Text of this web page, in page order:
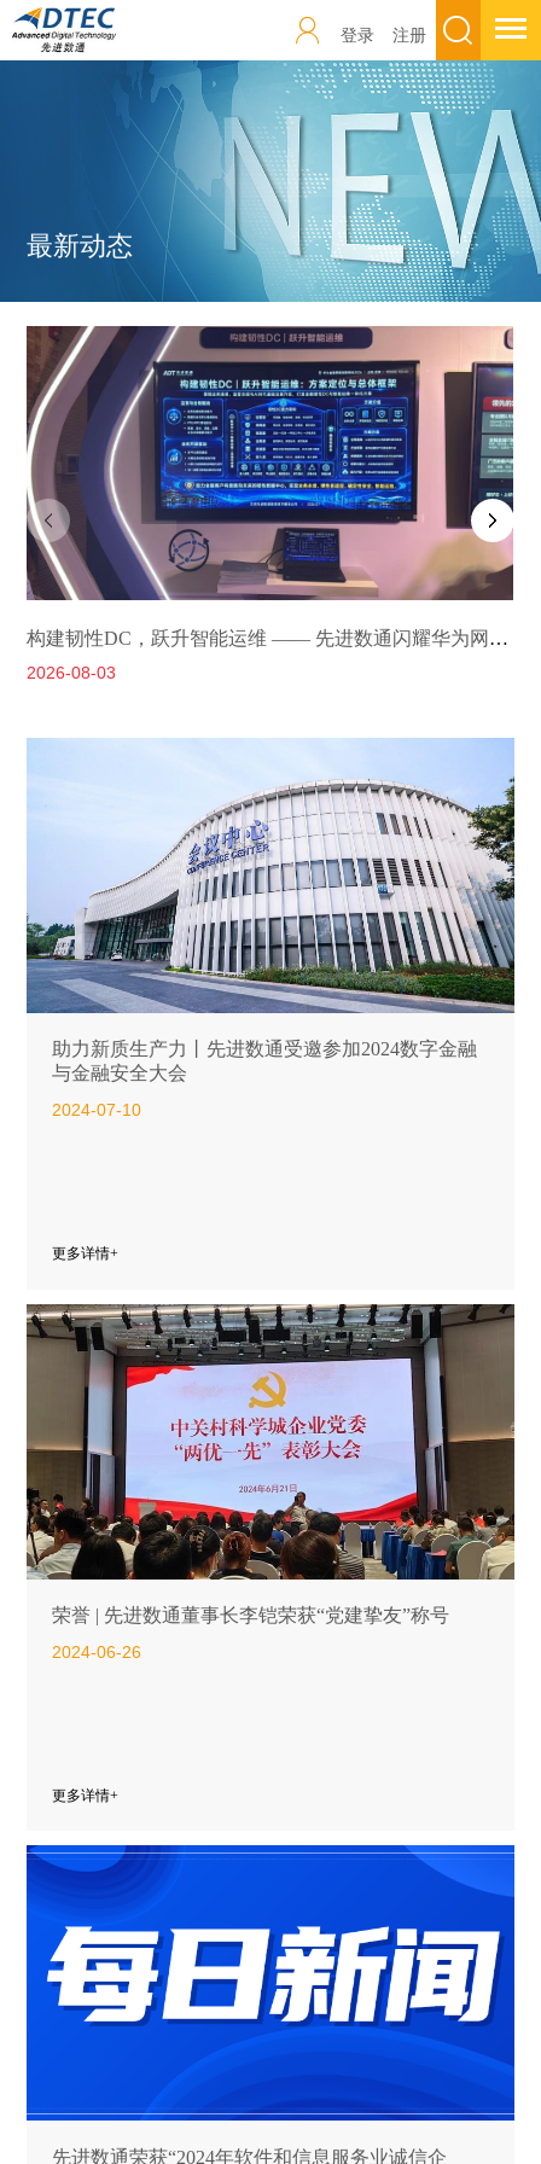
登录 注册
最新动态
构建韧性DC，跃升智能运维 —— 先进数通闪耀华为网络金融创新峰会2026
2026-08-03
助力新质生产力丨先进数通受邀参加2024数字金融
与金融安全大会
2024-07-10
更多详情+
荣誉 | 先进数通董事长李铠荣获“党建挚友”称号
2024-06-26
更多详情+
先进数通荣获“2024年软件和信息服务业诚信企